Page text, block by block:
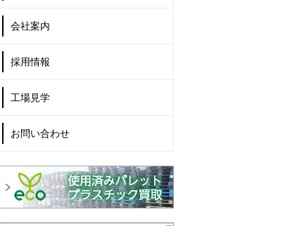
会社案内
採用情報
工場見学
お問い合わせ